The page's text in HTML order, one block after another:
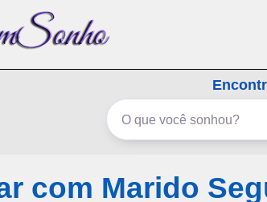
com Marido